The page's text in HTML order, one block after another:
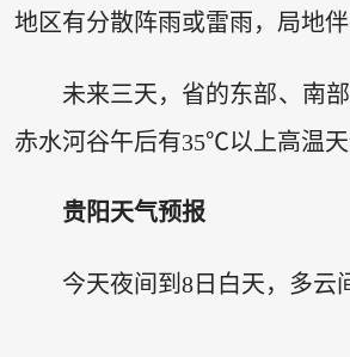
地区有分散阵雨或雷雨，局地伴
未来三天，省的东部、南
赤水河谷午后有35℃以上高温天
贵阳天气预报
今天夜间到8日白天，多云